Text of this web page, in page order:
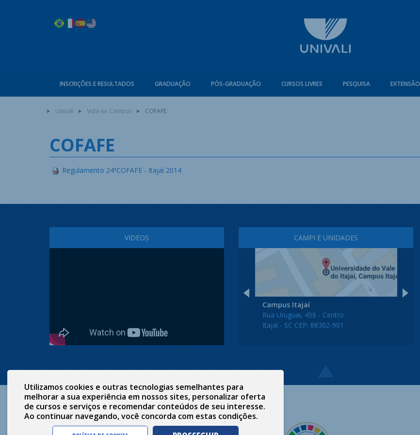
INSCRIÇÕES E RESULTADOS GRADUAÇÃO PÓS-GRADUAÇÃO CURSOS LIVRES PESQUISA EXTENSÃO
Univali Vida no Campus COFAFE
COFAFE
Regulamento 24ªCOFAFE - Itajaí 2014
VIDEOS CAMPI E UNIDADES
Campus Itajaí
Rua Uruguai, 458 - Centro
Itajaí - SC CEP: 88302-901
Utilizamos cookies e outras tecnologias semelhantes para
melhorar a sua experiência em nossos sites, personalizar oferta
de cursos e serviços e recomendar conteúdos de seu interesse.
Ao continuar navegando, você concorda com estas condições.